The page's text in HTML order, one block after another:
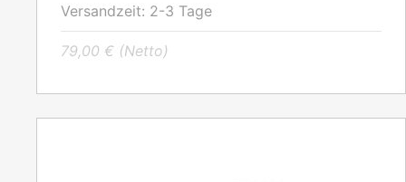
Versandzeit: 2-3 Tage
79,00 € (Netto)